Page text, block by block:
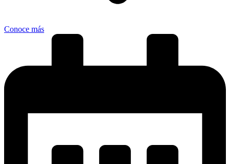
Conoce más